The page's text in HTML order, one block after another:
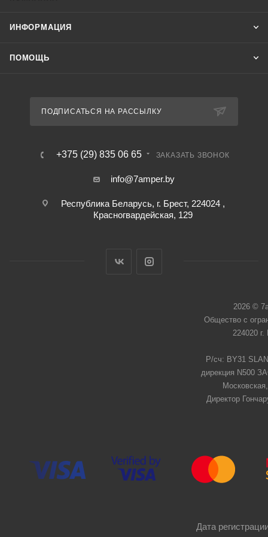
ИНФОРМАЦИЯ
ПОМОЩЬ
ПОДПИСАТЬСЯ НА РАССЫЛКУ
+375 (29) 835 06 65 ЗАКАЗАТЬ ЗВОНОК
info@7amper.by
Республика Беларусь, г. Брест, 224024 ,
Красногвардейская, 129
2026 ©
Общество с
224020
Р/сч: BY31
дирекция N500
Директор
Дата